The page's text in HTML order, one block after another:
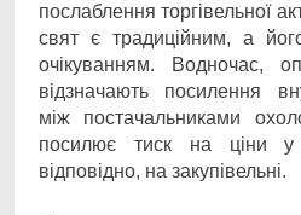
послаблення торгівельної
свят є традиційним, а
очікуванням. Водночас,
відзначають посилення
між постачальниками
посилює тиск на ціни у
відповідно, на закупівельні.